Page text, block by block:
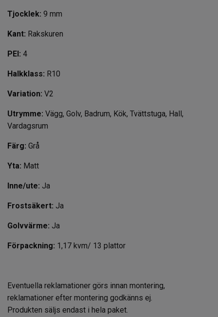
Tjocklek: 9 mm
Kant: Rakskuren
PEI: 4
Halkklass: R10
Variation: V2
Utrymme: Vägg, Golv, Badrum, Kök, Tvättstuga, Hall,
Vardagsrum
Färg: Grå
Yta: Matt
Inne/ute: Ja
Frostsäkert: Ja
Golvvärme: Ja
Förpackning: 1,17 kvm/ 13 plattor
Eventuella reklamationer görs innan montering,
reklamationer efter montering godkänns ej.
Produkten säljs endast i hela paket.